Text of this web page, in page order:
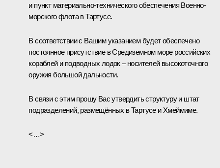
и пункт материально-технического обеспечения Военно-
морского флота в Тартусе.
В соответствии с Вашим указанием будет обеспечено
постоянное присутствие в Средиземном море российских
кораблей и подводных лодок – носителей высокоточного
оружия большой дальности.
В связи с этим прошу Вас утвердить структуру и штат
подразделений, размещённых в Тартусе и Хмеймиме.
<…>